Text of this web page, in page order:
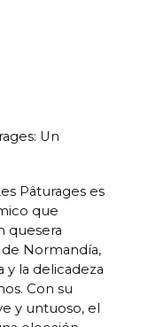
Un
Pâturages es
que
quesera
Normandía,
y la delicadeza
Con su
y untuoso, el